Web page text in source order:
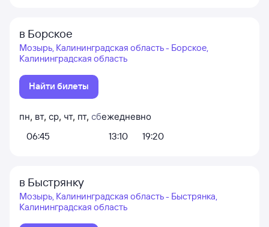
в Борское
Мозырь, Калининградская область - Борское,
Калининградская область
Найти билеты
пн, вт, ср, чт, пт, сб
06:45
ежедневно
13:10
19:20
в Быстрянку
Мозырь, Калининградская область - Быстрянка,
Калининградская область